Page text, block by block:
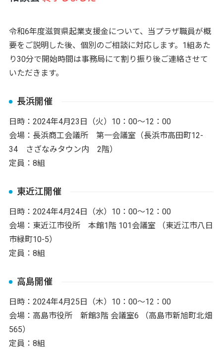
令和6年度滋賀県起業支援金について、当プラザ職員が概
要をご説明した後、個別のご相談に対応します。1組あた
り30分で開始時間は事務局にて割り振り後ご連絡させて
いただきます。
長浜開催
日時：2024年4月23日（火）10：00～12：00
会場：長浜商工会議所 第一会議室（長浜市高田町12-
34 さざなみタウン内 2階）
定員：8組
東近江開催
日時：2024年4月24日（水）10：00～12：00
会場：東近江市役所 本館1階 101会議室 （東近江市八日
市緑町10-5）
定員：8組
高島開催
日時：2024年4月25日（木）10：00～12：00
会場：高島市役所 新館3階 会議室6 （高島市新旭町北畑
565）
定員：8組